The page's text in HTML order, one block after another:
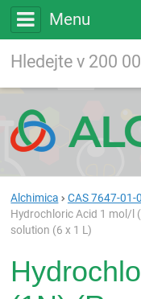
Menu
Vyhledávání
Alchimica
CAS 7647-01-0
Hydrochloric Acid 1 mol/l
solution (6 x 1 L)